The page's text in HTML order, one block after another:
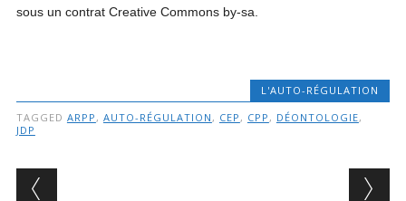
sous un contrat Creative Commons by-sa.
L'AUTO-RÉGULATION
TAGGED ARPP , AUTO-RÉGULATION , CEP , CPP , DÉONTOLOGIE,
JDP
Post navigation